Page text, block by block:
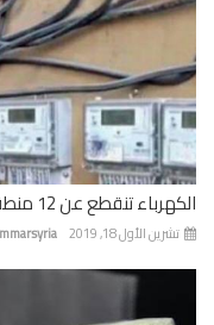
تنقطع عن 12 منطقة في دمشق غداً
emmarsyria الأول 18, 2019